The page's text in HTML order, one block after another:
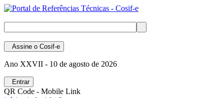
Assine o Cosif-e
Ano XXVII - 10 de agosto de 2026
Entrar
QR Code - Mobile Link